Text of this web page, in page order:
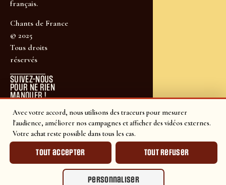
Avec votre accord, nous utilisons des traceurs pour mesurer
l'audience, améliorer nos campagnes et afficher des vidéos externes.
Votre achat reste possible dans tous les cas.
Tout accepter Tout refuser
Personnaliser
français.
Chants de France
© 2025
Tous droits
réservés
SUIVEZ-NOUS
POUR NE RIEN
MANQUER !